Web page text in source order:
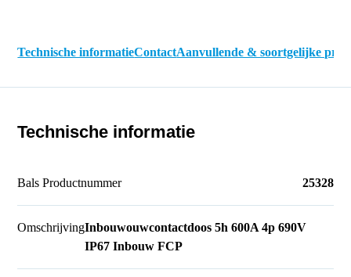
Technische informatieContactAanvullende & soortgelijke
Technische informatie
Bals Productnummer 25328
OmschrijvingInbouwouwcontactdoos 5h 600A 4p 690V
IP67 Inbouw FCP